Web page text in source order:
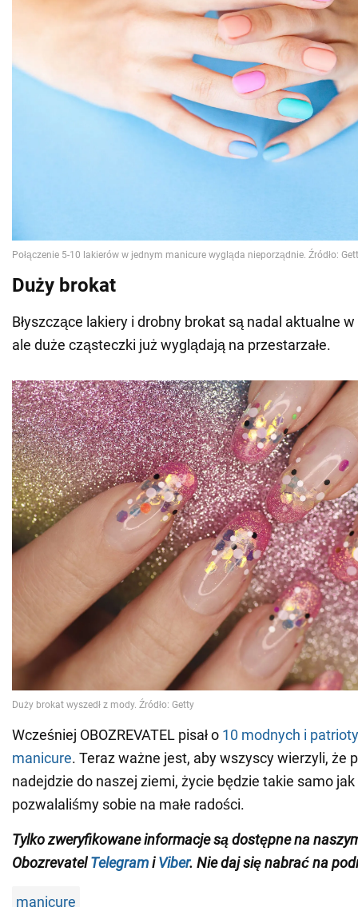
Duży brokat
Błyszczące lakiery i drobny brokat są nadal aktualne
ale duże cząsteczki już wyglądają na przestarzałe.
Wcześniej OBOZREVATEL pisał o 10 modnych i
manicure. Teraz ważne jest, aby wszyscy wierzyli, że
nadejdzie do naszej ziemi, życie będzie takie samo
pozwalaliśmy sobie na małe radości.
Tylko zweryfikowane informacje są dostępne na
ObozrevatelTelegramiViber. Nie daj się nabrać na
manicure